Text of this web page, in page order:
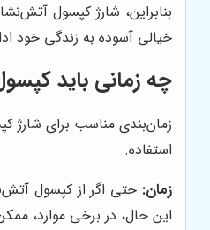
بنابراین، شارژ کپسول
خیالی آسوده به زندگی خود
چه زمانی باید
زمان‌بندی مناسب برای شارژ
استفاده.
زمان: حتی اگر از کپسول
این حال، در برخی موارد،